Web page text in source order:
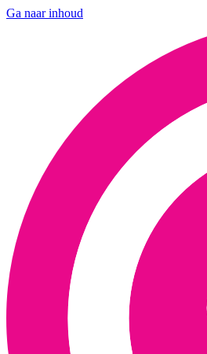
Ga naar inhoud